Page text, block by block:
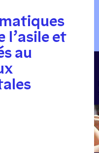
l’asile et
au